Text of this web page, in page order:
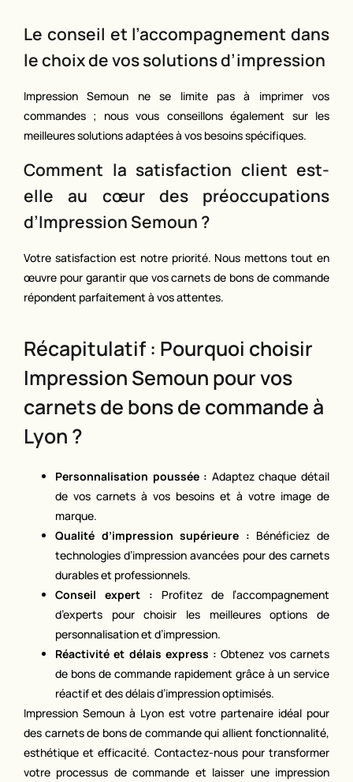
Le conseil et l’accompagnement dans
le choix de vos solutions d’impression
Impression Semoun ne se limite pas à imprimer vos
commandes ; nous vous conseillons également sur les
meilleures solutions adaptées à vos besoins spécifiques.
Comment la satisfaction client est-
elle au cœur des préoccupations
d’Impression Semoun ?
Votre satisfaction est notre priorité. Nous mettons tout en
œuvre pour garantir que vos carnets de bons de commande
répondent parfaitement à vos attentes.
Récapitulatif : Pourquoi choisir
Impression Semoun pour vos
carnets de bons de commande à
Lyon ?
Personnalisation poussée : Adaptez chaque détail
de vos carnets à vos besoins et à votre image de
marque.
Qualité d’impression supérieure : Bénéficiez de
technologies d’impression avancées pour des carnets
durables et professionnels.
Conseil expert : Profitez de l’accompagnement
d’experts pour choisir les meilleures options de
personnalisation et d’impression.
Réactivité et délais express : Obtenez vos carnets
de bons de commande rapidement grâce à un service
réactif et des délais d’impression optimisés.
Impression Semoun à Lyon est votre partenaire idéal pour
des carnets de bons de commande qui allient fonctionnalité,
esthétique et efficacité. Contactez-nous pour transformer
votre processus de commande et laisser une impression